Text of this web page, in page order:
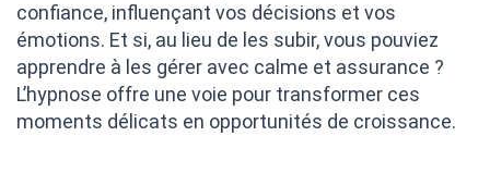
confiance, influençant vos décisions et vos
émotions. Et si, au lieu de les subir, vous pouviez
apprendre à les gérer avec calme et assurance ?
L’hypnose offre une voie pour transformer ces
moments délicats en opportunités de croissance.